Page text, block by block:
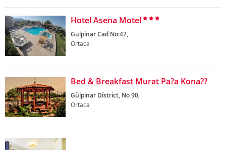
Hotel Asena Motel
Gulpinar Cad No:47,
Ortaca
Bed & Breakfast Murat Pa?a Kona??
Gülpinar District, No 90,
Ortaca